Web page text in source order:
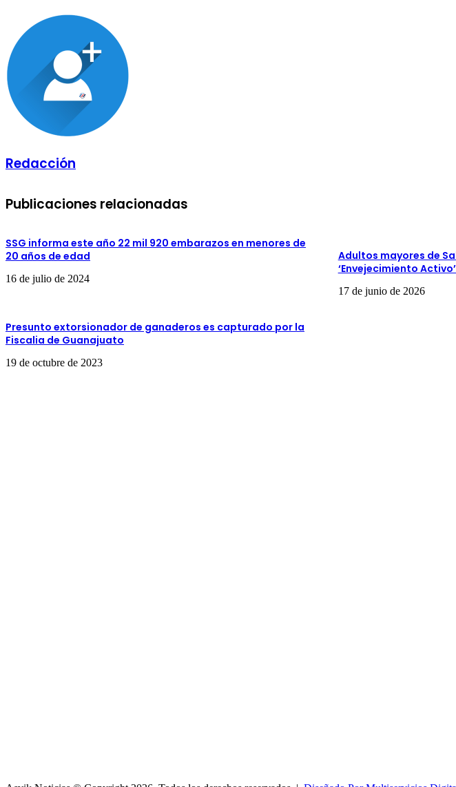
Redacción
Publicaciones relacionadas
SSG informa este año 22 mil 920 embarazos en menores de
20 años de edad
16 de julio de 2024
Adultos mayores de
‘Envejecimiento
17 de junio de 2026
Presunto extorsionador de ganaderos es capturado por la
Fiscalia de Guanajuato
19 de octubre de 2023